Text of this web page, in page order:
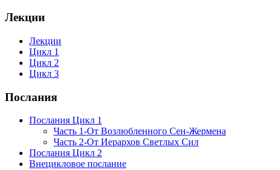
Лекции
Лекции
Цикл 1
Цикл 2
Цикл 3
Послания
Послания Цикл 1
Часть 1-От Возлюбленного Сен-Жермена
Часть 2-От Иерархов Светлых Сил
Послания Цикл 2
Внецикловое послание